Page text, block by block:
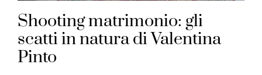
Shooting matrimonio: gli
scatti in natura di Valentina
Pinto